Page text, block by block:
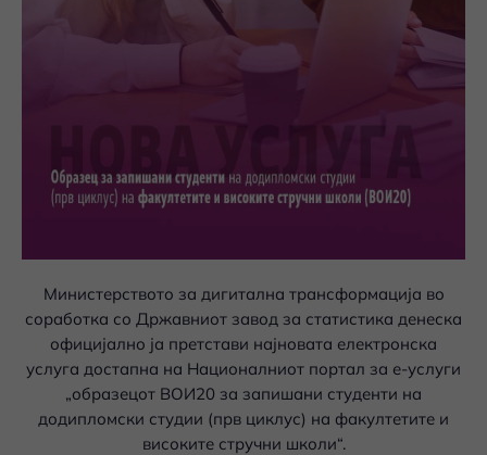
Министерството за дигитална трансформација во
соработка со Државниот завод за статистика денеска
официјално ја претстави најновата електронска
услуга достапна на Националниот портал за е-услуги
„образецот ВОИ20 за запишани студенти на
додипломски студии (прв циклус) на факултетите и
високите стручни школи“.